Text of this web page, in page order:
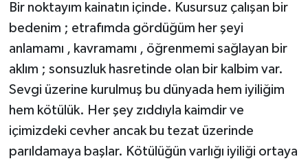
Bir noktayım kainatın içinde. Kusursuz çalışan bir
bedenim ; etrafımda gördüğüm her şeyi
anlamamı , kavramamı , öğrenmemi sağlayan bir
aklım ; sonsuzluk hasretinde olan bir kalbim var.
Sevgi üzerine kurulmuş bu dünyada hem iyiliğim
hem kötülük. Her şey zıddıyla kaimdir ve
içimizdeki cevher ancak bu tezat üzerinde
parıldamaya başlar. Kötülüğün varlığı iyiliği ortaya
SAĞLIK
SİYASET
SPONSORLU YAZI
SPOR